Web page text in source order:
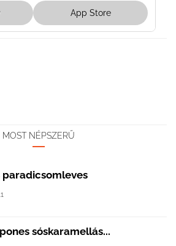
App Store
MOST NÉPSZERŰ
paradicsomleves
sóskaramellás...